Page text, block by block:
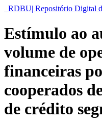
RDBU| Repositório Digital
Estímulo ao
volume de
financeiras
cooperados
de crédito